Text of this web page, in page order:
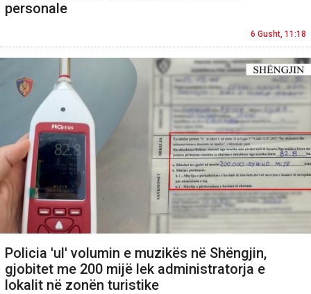
personale
6 Gusht, 11:18
Policia 'ul' volumin e muzikës në Shëngjin,
gjobitet me 200 mijë lek administratorja e
lokalit në zonën turistike